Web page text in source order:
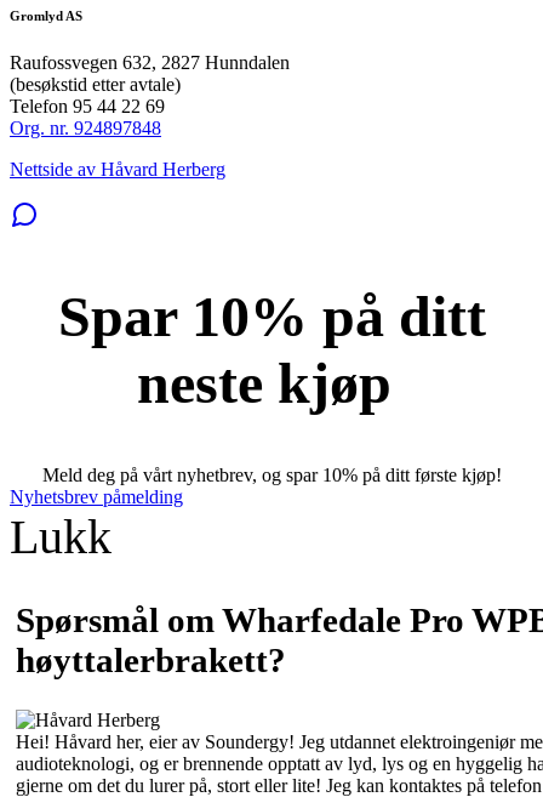
Gromlyd AS
Raufossvegen 632, 2827 Hunndalen
(besøkstid etter avtale)
Telefon 95 44 22 69
Org. nr. 924897848
Nettside av Håvard Herberg
Spar 10% på ditt
neste kjøp
Meld deg på vårt nyhetbrev, og spar 10% på ditt første kjøp!
Nyhetsbrev påmelding
Lukk
Spørsmål om Wharfedale Pro
høyttalerbrakett?
Hei! Håvard her, eier av Soundergy! Jeg utdannet elektroingeniør
audioteknologi, og er brennende opptatt av lyd, lys og en hyggelig
gjerne om det du lurer på, stort eller lite! Jeg kan kontaktes på